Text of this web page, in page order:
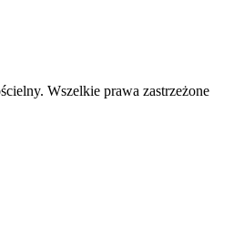
Wszelkie prawa zastrzeżone